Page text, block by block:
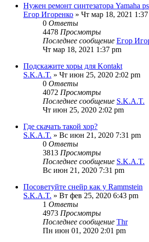
Нужен ремонт синтезатора Yamaha
Егор Игоренко » Чт мар 18, 2021
0 Ответы
4478 Просмотры
Последнее сообщение Егор
Чт мар 18, 2021 1:37 pm
Подскажите хоры для Kontakt
S.K.A.T. » Чт июн 25, 2020 2:02 pm
0 Ответы
4072 Просмотры
Последнее сообщение S.K.A.T.
Чт июн 25, 2020 2:02 pm
Где скачать такой хор?
S.K.A.T. » Вс июн 21, 2020 7:31 pm
0 Ответы
3813 Просмотры
Последнее сообщение S.K.A.T.
Вс июн 21, 2020 7:31 pm
Посоветуйте снейр как у Rammstein
S.K.A.T. » Вт фев 25, 2020 6:43 pm
1 Ответы
4973 Просмотры
Последнее сообщение Thr
Пн июн 01, 2020 2:01 pm